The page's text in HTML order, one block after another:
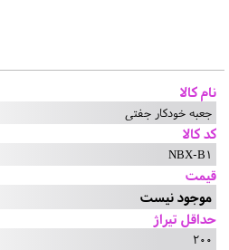
نام کالا
جعبه خودکار جفتی
کد کالا
NBX-B1
قیمت
موجود نیست
حداقل تیراژ
200